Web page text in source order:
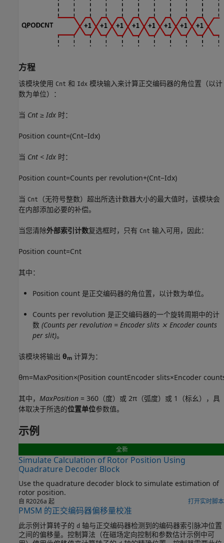
方程
该模块使用 Cnt 和 Idx 模块输入来计算正交编码器的角位置（以计
数为单位）：
当 Cnt ≥ Idx 时：
Position count=(Cnt−Idx)
当 Cnt < Idx 时：
Position count=Counts per revolution+(Cnt−Idx)
当 Cnt
（无符号整数）超出所选计数器大小的最大值时，该模块会
在内部添加必要的补偿。
当您清除外部索引计数复选框时，只有 Cnt 输入可用，因此：
Position count=Cnt
其中：
Position count 是正交编码器的角位置，以计数为单位。
Counts per revolution 是正交编码器的一个旋转周期中的计
数 (Counts per revolution = Encoder slits ⨯ Encoder counts
per slit)。
该模块将输出 θm 计算为：
θm=MaxPosition×(Position countEncoder slits×Encoder count
其中， MaxPosition = 360（度）或 2π（弧度）或 1（标幺），具
体取决于所选的位置单位参数值。
示例
全新
Simulate Calculation of Rotor Position Using
Quadrature Decoder Block
Use the quadrature decoder block to simulate estimation of
rotor position.
自 R2026a 起 打开实时脚本
PMSM 的正交编码器偏移量校准
此示例计算转子的 d 轴与正交编码器检测到的编码器索引脉冲位置
之间的偏移量。控制算法（在磁场定向控制和参数估计示例中可